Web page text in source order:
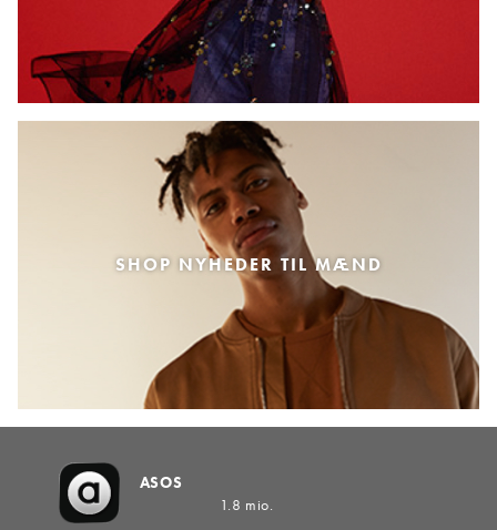
SHOP NYHEDER TIL MÆND
ASOS
1.8 mio.